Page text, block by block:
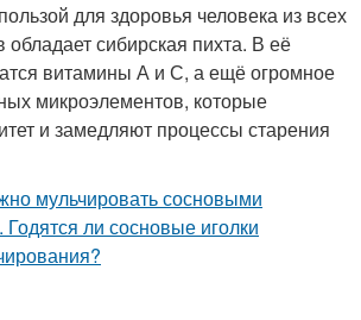
для здоровья человека из всех
сибирская пихта. В её
витамины А и С, а ещё огромное
микроэлементов, которые
и замедляют процессы старения